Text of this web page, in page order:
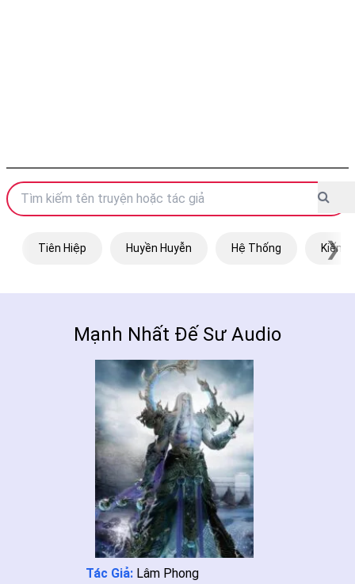
Tiên Hiệp Huyền Huyễn Hệ Thống Kiếm
❯
Mạnh Nhất Đế Sư Audio
Tác Giả: Lâm Phong